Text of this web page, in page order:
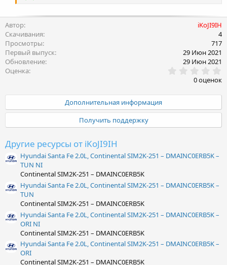
Автор
iKoJI9IH
Скачивания
4
Просмотры
717
Первый выпуск
29 Июн 2021
Обновление
29 Июн 2021
Оценка
.
0
0
в
ё
0 оценок
Дополнительная информация
Получить поддержку
Другие ресурсы от iKoJI9IH
Hyundai Santa Fe 2.0L, Continental SIM2K-251 – DMAINC0ERB5K –
TUN NI
Continental SIM2K-251 – DMAINC0ERB5K
Hyundai Santa Fe 2.0L, Continental SIM2K-251 – DMAINC0ERB5K –
TUN
Continental SIM2K-251 – DMAINC0ERB5K
Hyundai Santa Fe 2.0L, Continental SIM2K-251 – DMAINC0ERB5K –
ORI NI
Continental SIM2K-251 – DMAINC0ERB5K
Hyundai Santa Fe 2.0L, Continental SIM2K-251 – DMAINC0ERB5K –
ORI
Continental SIM2K-251 – DMAINC0ERB5K